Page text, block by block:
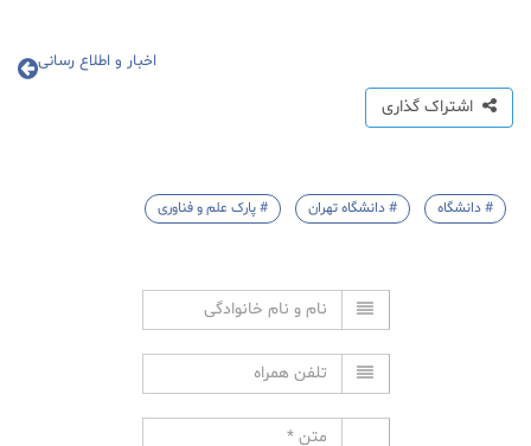
اخبار و اطلاع رسانی
اشتراک گذاری
# دانشگاه # دانشگاه تهران # پارک علم و فناوری